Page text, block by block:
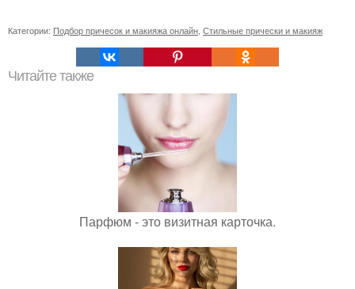
Категории: Подбор причесок и макияжа онлайн, Стильные прически и макияж
Читайте также
Парфюм - это визитная карточка.